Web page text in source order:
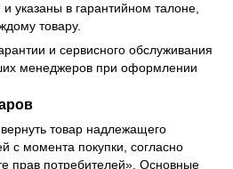
указаны в гарантийном талоне,
товару.
и сервисного обслуживания
менеджеров при оформлении
товар надлежащего
с момента покупки, согласно
прав потребителей». Основные